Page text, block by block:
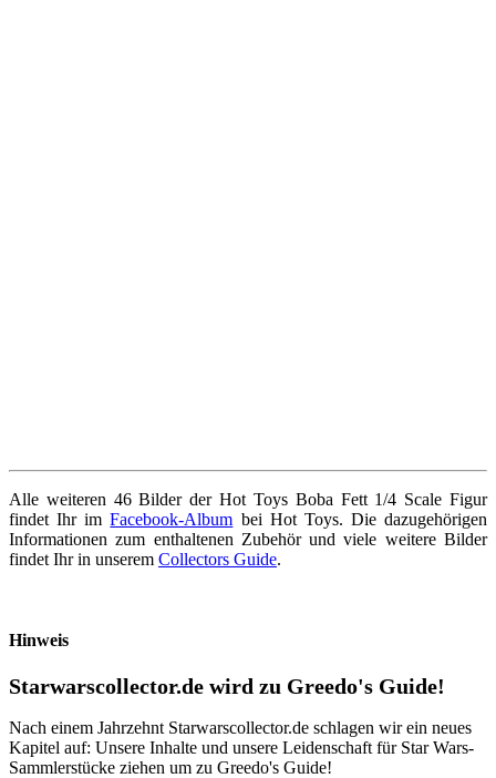
Alle weiteren 46 Bilder der Hot Toys Boba Fett 1/4 Scale Figur
findet Ihr imFacebook-Album bei Hot Toys. Die dazugehörigen
Informationen zum enthaltenen Zubehör und viele weitere Bilder
findet Ihr in unserem Collectors Guide.
Hinweis
Starwarscollector.de wird zu Greedo's Guide!
Nach einem Jahrzehnt Starwarscollector.de schlagen wir ein neues
Kapitel auf: Unsere Inhalte und unsere Leidenschaft für Star Wars-
Sammlerstücke ziehen um zu Greedo's Guide!